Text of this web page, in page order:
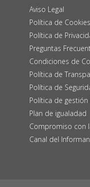
Aviso Legal
Política de Cookies
Política de
Preguntas
Condiciones de
Política de
Política de
Política de
Plan de igualadad
Compromiso con
Canal del